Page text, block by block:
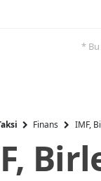
* Bu
Finans IMF,